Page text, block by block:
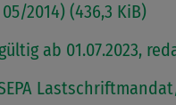
2014) (436,3 KiB)
ab 01.07.2023,